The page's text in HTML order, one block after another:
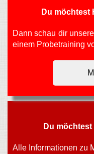
Du möchtest
Dann schau dir
einem Probetraining
Du
Alle Informationen zu